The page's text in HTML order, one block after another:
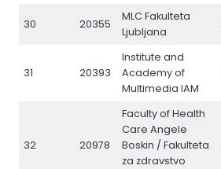
30 20355
MLC Fakulteta
Ljubljana
31 20393
Institute and
Academy of
Multimedia IAM
32 20978
Faculty of Health
Care Angele
Boskin / Fakulteta
za zdravstvo